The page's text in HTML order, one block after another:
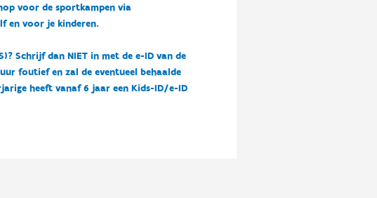
voor de sportkampen via
en voor je kinderen.
Schrijf dan NIET in met de e-ID van de
foutief en zal de eventueel behaalde
heeft vanaf 6 jaar een Kids-ID/e-ID